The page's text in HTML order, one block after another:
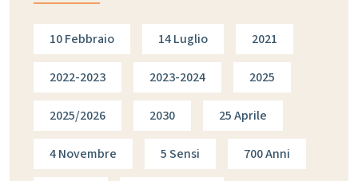
10 Febbraio 14 Luglio 2021
2022-2023 2023-2024 2025
2025/2026 2030 25 Aprile
4 Novembre 5 Sensi 700 Anni